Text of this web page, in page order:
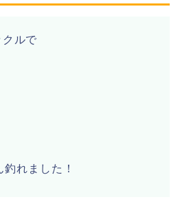
ルで
れました！